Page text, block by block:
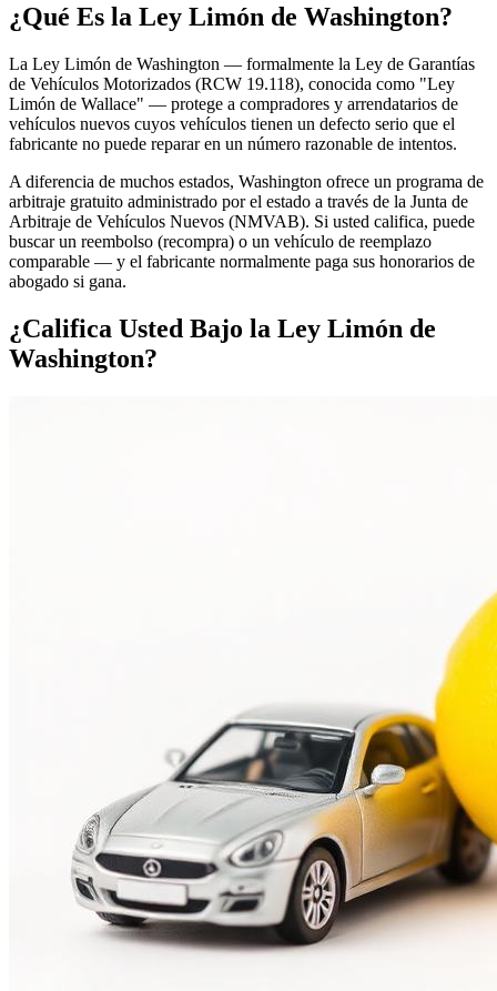
¿Qué Es la Ley Limón de Washington?
La Ley Limón de Washington — formalmente la Ley de Garantías
de Vehículos Motorizados (RCW 19.118), conocida como "Ley
Limón de Wallace" — protege a compradores y arrendatarios de
vehículos nuevos cuyos vehículos tienen un defecto serio que el
fabricante no puede reparar en un número razonable de intentos.
A diferencia de muchos estados, Washington ofrece un programa de
arbitraje gratuito administrado por el estado a través de la Junta de
Arbitraje de Vehículos Nuevos (NMVAB). Si usted califica, puede
buscar un reembolso (recompra) o un vehículo de reemplazo
comparable — y el fabricante normalmente paga sus honorarios de
abogado si gana.
¿Califica Usted Bajo la Ley Limón de
Washington?